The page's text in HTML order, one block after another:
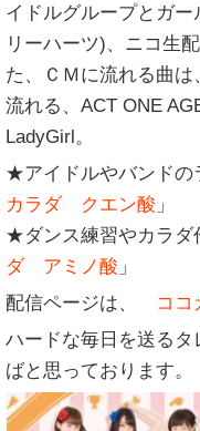
イドルグループとガ
リーハーツ)、ニコ生
た、ＣＭに流れる曲
流れる、ACT ONE
LadyGirl。
★アイドルやバンド
カラダ クエン酸 」
★ダンス練習やカラダ
ダ アミノ酸 」
配信ページは、
コ
ハードな毎日を送る
ばと思っております。